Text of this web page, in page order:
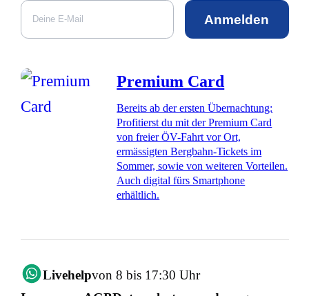
Anmelden
Premium Card
Bereits ab der ersten Übernachtung:
Profitierst du mit der Premium Card
von freier ÖV-Fahrt vor Ort,
ermässigten Bergbahn-Tickets im
Sommer, sowie von weiteren Vorteilen.
Auch digital fürs Smartphone
erhältlich.
Livehelpvon 8 bis 17:30 Uhr